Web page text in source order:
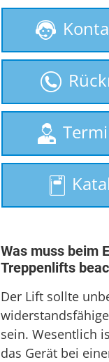
gebrauchte
Homelift
Hublift
Rollstuhllift
Seniorenlift
Sitzlift
Treppenaufzug
Treppenlift
Was muss beim
Treppenlifts
Der Lift sollte
sein. Wesentlich
das Gerät bei